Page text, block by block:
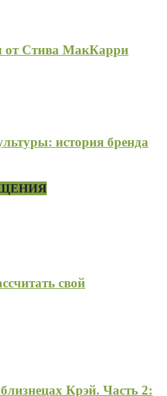
от Стива МакКарри
история бренда
свой
Крэй. Часть 2: